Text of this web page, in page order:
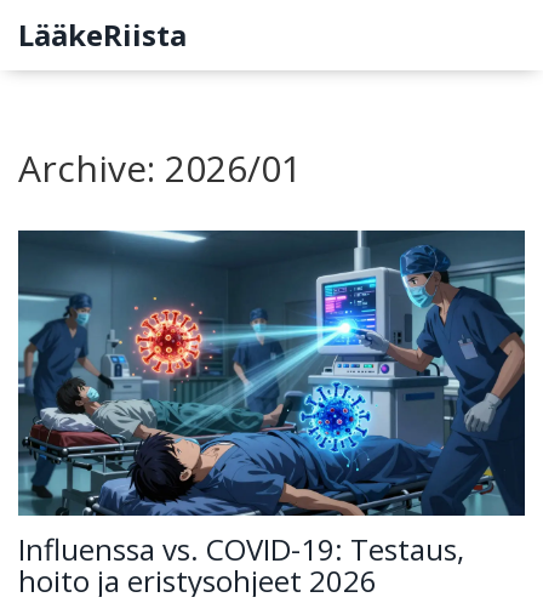
LääkeRiista
Archive: 2026/01
Influenssa vs. COVID-19: Testaus,
hoito ja eristysohjeet 2026